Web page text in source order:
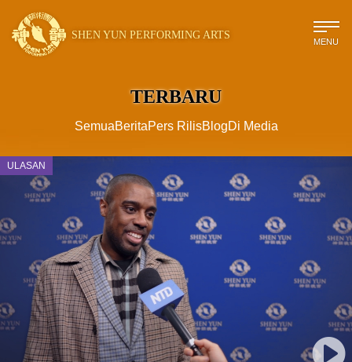
SHEN YUN PERFORMING ARTS MENU
TERBARU
SemuaBeritaPers RilisBlogDi Media
ULASAN